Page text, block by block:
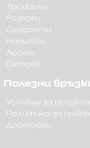
Трюфели
Разядки
Сладости
Напитки
Арома
Сетове
Полезни
Условия за
Политика за
Доставка